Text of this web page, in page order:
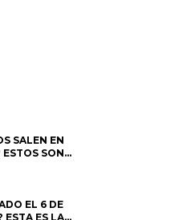
SALEN EN
SON
ESPERADOS
EL 6 DE
ESTA ES LA